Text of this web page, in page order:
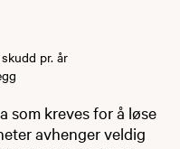
pr. år
som kreves for å løse
avhenger veldig